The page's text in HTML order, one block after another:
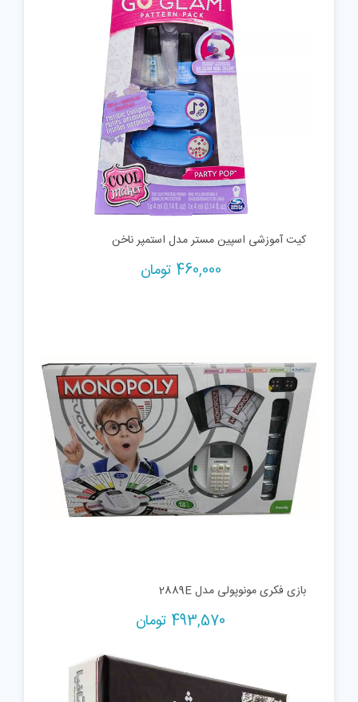
کیت آموزشی اسپین مستر مدل استمپر ناخن
460,000 تومان
بازی فکری مونوپولی مدل 2889E
493,570 تومان